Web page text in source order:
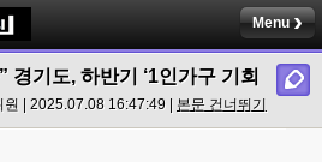
Menu
경기도, 하반기 ‘1인가구 기회
원 | 2025.07.08 16:47:49 | 본문 건너뛰기